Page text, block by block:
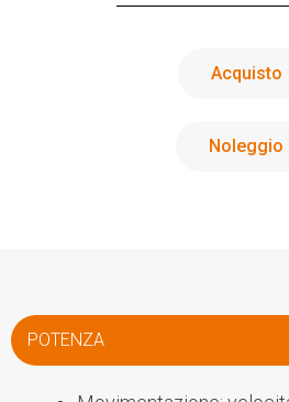
Acquisto
Noleggio
POTENZA